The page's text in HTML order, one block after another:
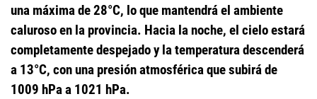
una máxima de 28°C, lo que mantendrá el ambiente
caluroso en la provincia. Hacia la noche, el cielo estará
completamente despejado y la temperatura descenderá
a 13°C, con una presión atmosférica que subirá de
1009 hPa a 1021 hPa.